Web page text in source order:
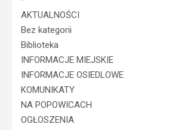
AKTUALNOŚCI
Bez kategorii
Biblioteka
INFORMACJE MIEJSKIE
INFORMACJE OSIEDLOWE
KOMUNIKATY
NA POPOWICACH
OGŁOSZENIA